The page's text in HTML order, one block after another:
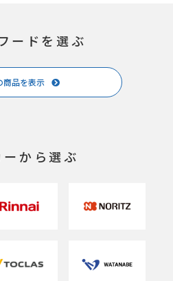
ードを選ぶ
商品を表示
ーから選ぶ